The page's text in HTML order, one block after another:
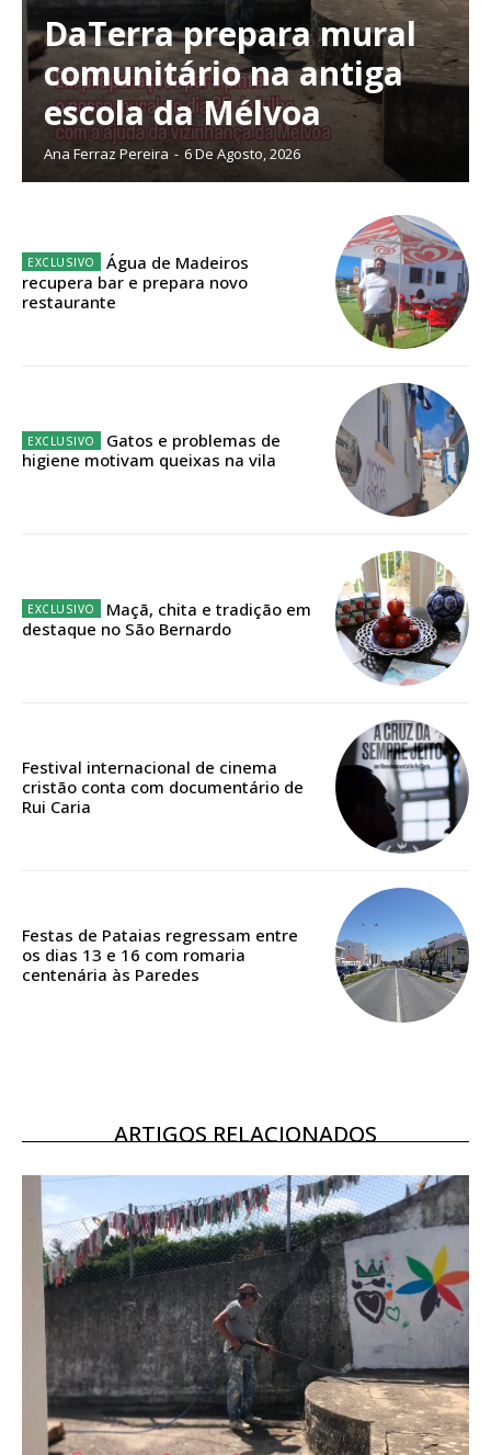
Escolha o plano de assinatura desejado:
ASSINATURA
IMPRESSA
12 meses
Acesso aos conteúdos Exclusivos para
assinantes
16€
Acesso aos conteúdos Exclusivos para
assinantes
Ofertas para assinatura anual
DaTerra prepara mural
comunitário na antiga
escola da Mélvoa
Ana Ferraz Pereira - 6 De Agosto, 2026
Água de Madeiros
recupera bar e prepara novo
restaurante
Gatos e problemas de
higiene motivam queixas na vila
Maçã, chita e tradição em
destaque no São Bernardo
Festival internacional de cinema
cristão conta com documentário de
Rui Caria
Festas de Pataias regressam entre
os dias 13 e 16 com romaria
centenária às Paredes
ARTIGOS RELACIONADOS